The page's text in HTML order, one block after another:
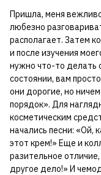
Пришла, меня
любезно
располагает. Затем
и после изучения
нужно что-то делать
состоянии, вам
они дорогие, но
порядок». Для
косметическим
начались песни: «Ой,
этот крем!» Еще и
разительное
другое дело!» И